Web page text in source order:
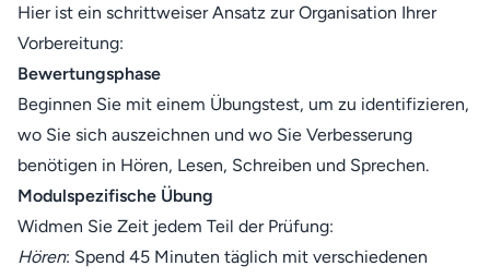
Hier ist ein schrittweiser Ansatz zur Organisation Ihrer
Vorbereitung:
Bewertungsphase
Beginnen Sie mit einem Übungstest, um zu identifizieren,
wo Sie sich auszeichnen und wo Sie Verbesserung
benötigen in Hören, Lesen, Schreiben und Sprechen.
Modulspezifische Übung
Widmen Sie Zeit jedem Teil der Prüfung:
Hören: Spend 45 Minuten täglich mit verschiedenen